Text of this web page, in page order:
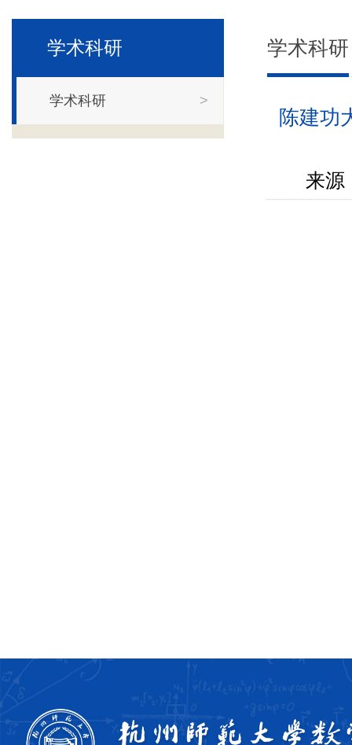
学术科研
学术科研 >
学术科研
陈建功
来